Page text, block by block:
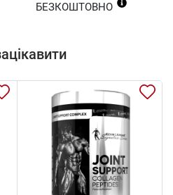
БЕЗКОШТОВНО